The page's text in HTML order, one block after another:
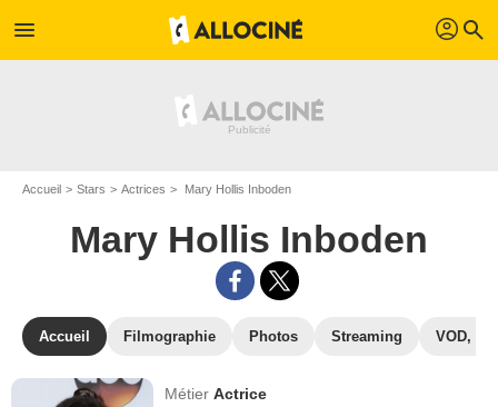
menu profil search
Accueil Stars Actrices Mary Hollis Inboden
Mary Hollis Inboden
Accueil Filmographie Photos Streaming VOD,
MétierActrice